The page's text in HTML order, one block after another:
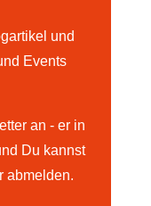
und
Events
an - er in
Du kannst
abmelden.